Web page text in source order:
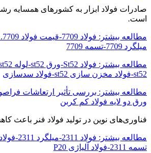
صادرات فولاد ابزار به کشورهای همسایه
است.
میلگرد 7709-تسمه 7709
st52-فولاد مخزن سازی st52-فولاد سدسازی
مطالعه بیشتر: بررسی تأثیر ارتعاشات
ورق دو لایه فولاد کم کربن
فناوری‌های نوین در تولید فولاد فنر باعث
تسمه 2311-فولاد آلیاژی P20